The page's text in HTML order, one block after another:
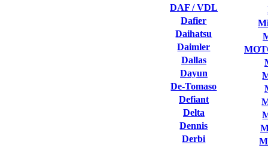
DAF / VDL
Dafier
Daihatsu
Daimler
Dallas
Dayun
De-Tomaso
Defiant
Delta
Dennis
Derbi